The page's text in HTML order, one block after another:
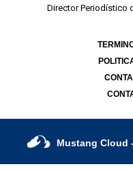
Director Periodístico
Mustang Cloud